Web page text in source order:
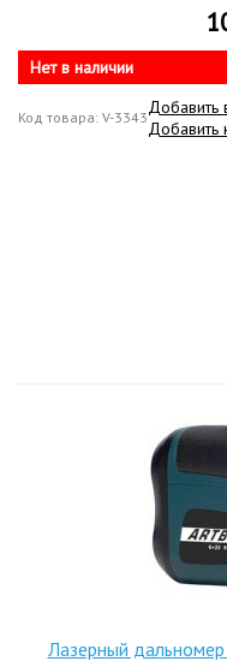
Нет в наличии
Код товара: V-3343Добавить
Добавить
Лазерный